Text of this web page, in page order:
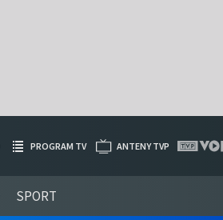
SPORT
PROGRAM TV ANTENY TVP